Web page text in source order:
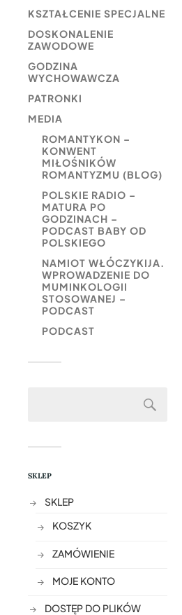
KSZTAŁCENIE SPECJALNE
DOSKONALENIE
ZAWODOWE
GODZINA
WYCHOWAWCZA
PATRONKI
MEDIA
ROMANTYKON –
KONWENT
MIŁOŚNIKÓW
ROMANTYZMU (BLOG)
POLSKIE RADIO –
MATURA PO
GODZINACH –
PODCAST BABY OD
POLSKIEGO
NAMIOT WŁÓCZYKIJA.
WPROWADZENIE DO
MUMINKOLOGII
STOSOWANEJ –
PODCAST
PODCAST
SKLEP
SKLEP
KOSZYK
ZAMÓWIENIE
MOJE KONTO
DOSTĘP DO PLIKÓW